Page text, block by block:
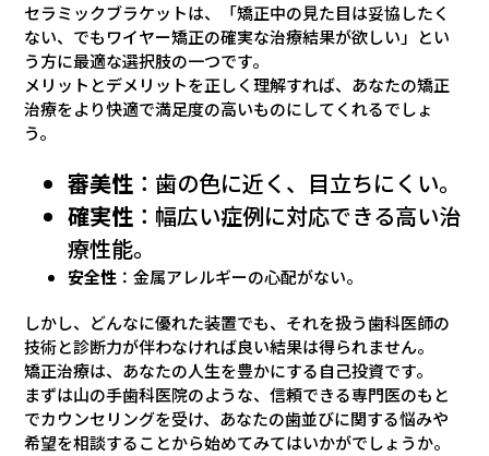
セラミックブラケットは、「矯正中の見た目は妥協したく
ない、でもワイヤー矯正の確実な治療結果が欲しい」とい
う方に最適な選択肢の一つです。
メリットとデメリットを正しく理解すれば、あなたの矯正
治療をより快適で満足度の高いものにしてくれるでしょ
う。
審美性 ：歯の色に近く、目立ちにくい。
確実性 ：幅広い症例に対応できる高い治
療性能。
安全性 ：金属アレルギーの心配がない。
しかし、どんなに優れた装置でも、それを扱う歯科医師の
技術と診断力が伴わなければ良い結果は得られません。
矯正治療は、あなたの人生を豊かにする自己投資です。
まずは山の手歯科医院のような、信頼できる専門医のもと
でカウンセリングを受け、あなたの歯並びに関する悩みや
希望を相談することから始めてみてはいかがでしょうか。